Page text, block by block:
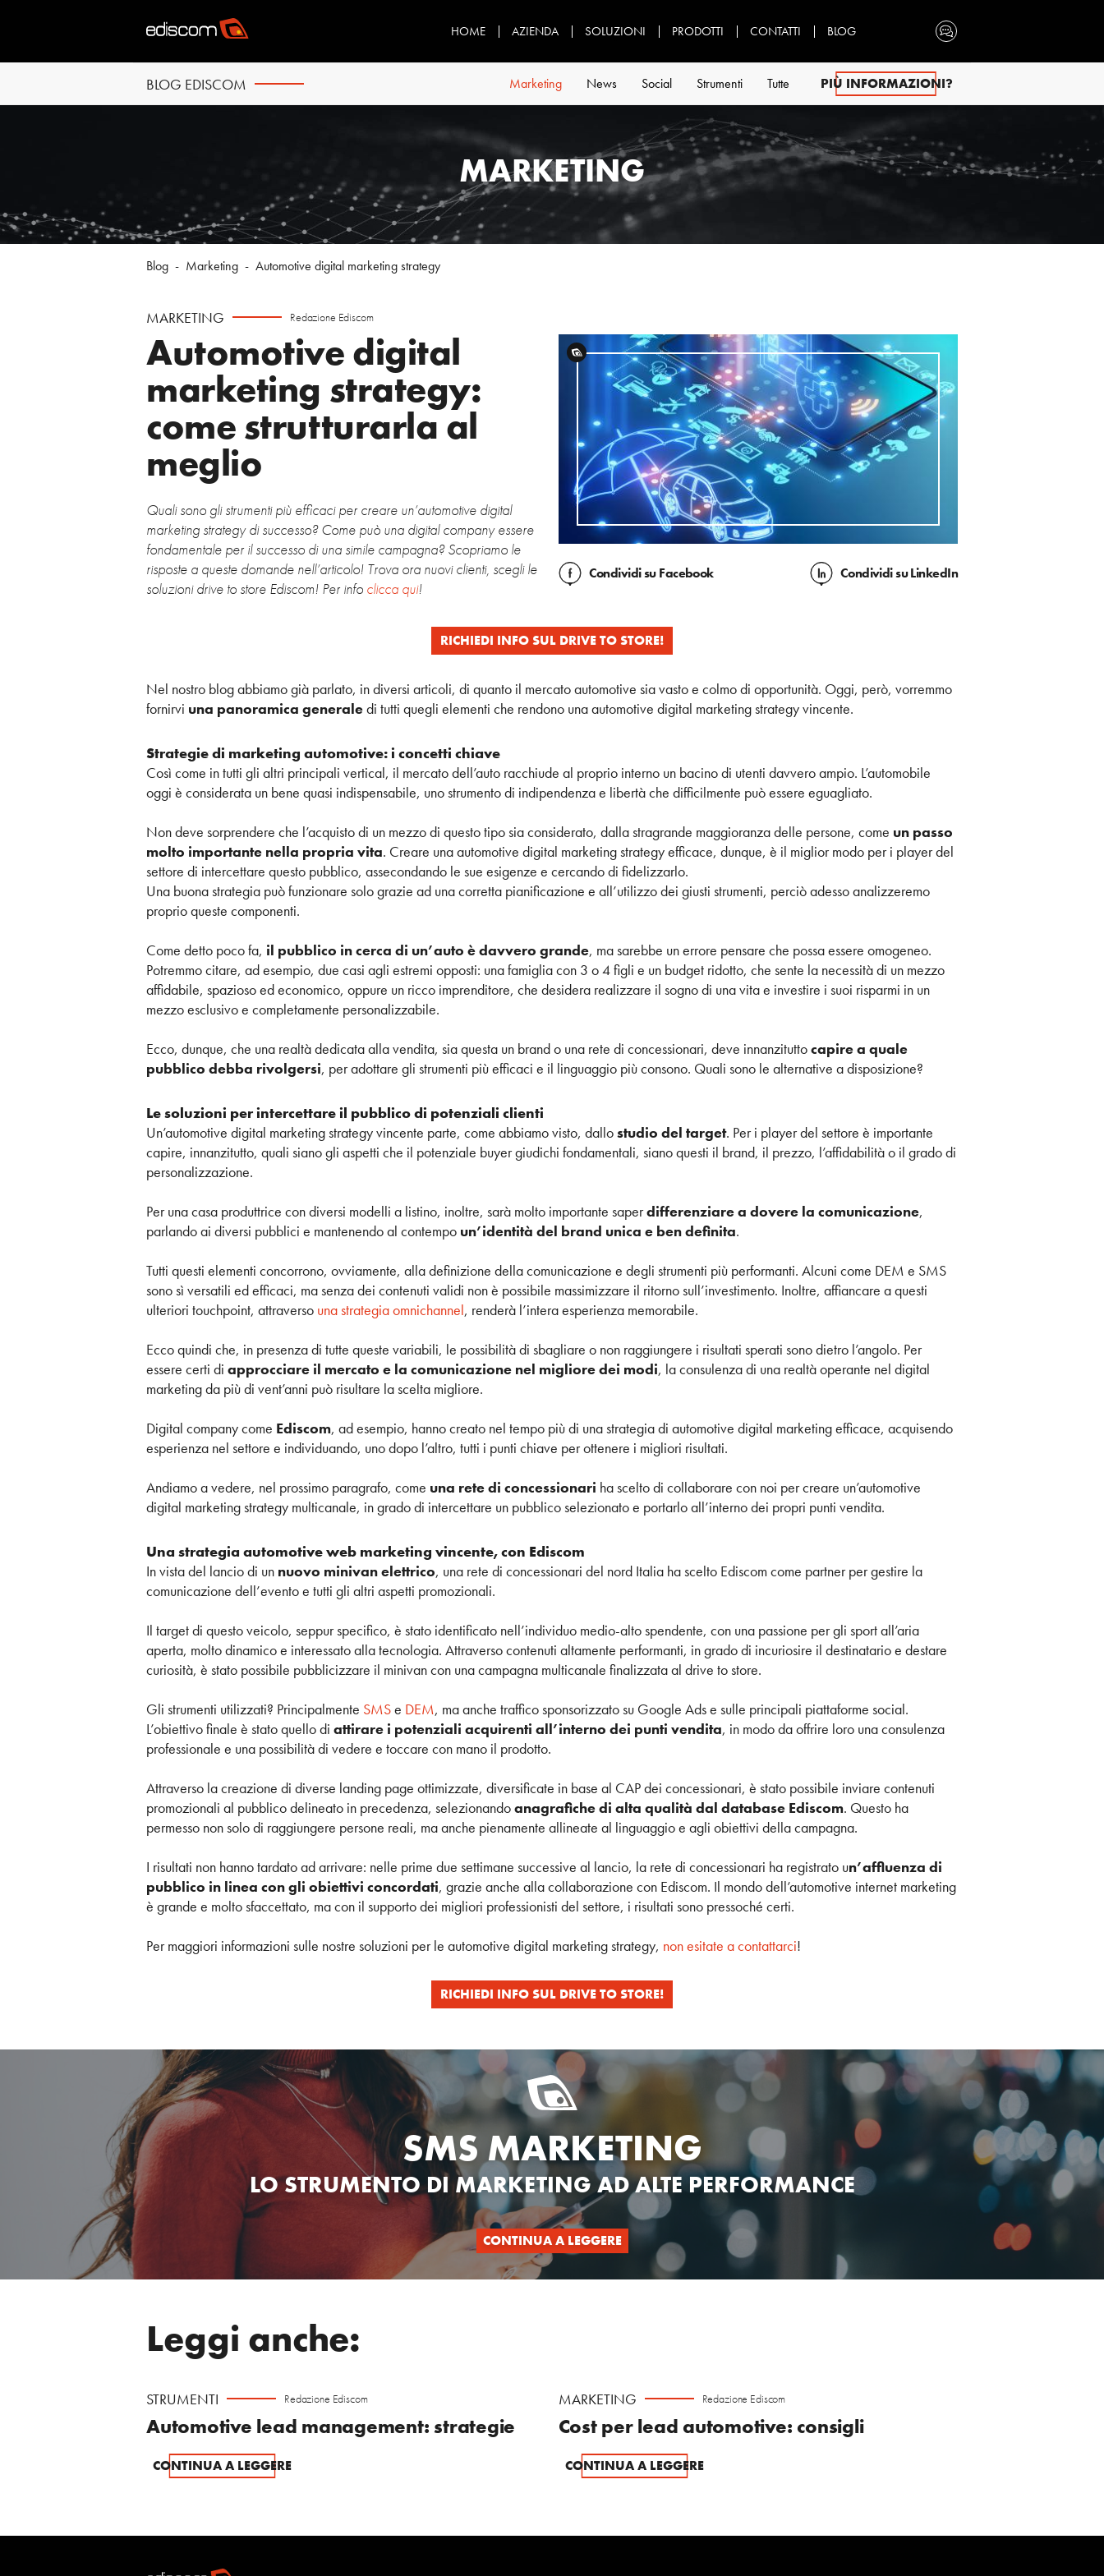
HOME AZIENDA SOLUZIONI PRODOTTI CONTATTI BLOG
BLOG EDISCOM Marketing News Social Strumenti Tutte PIÙ INFORMAZIONI?
MARKETING
Blog - Marketing - Automotive digital marketing strategy
MARKETING Redazione Ediscom
Automotive digital
marketing strategy:
come strutturarla al
meglio
Quali sono gli strumenti più efficaci per creare un’automotive digital
marketing strategy di successo? Come può una digital company essere
fondamentale per il successo di una simile campagna? Scopriamo le
risposte a queste domande nell’articolo! Trova ora nuovi clienti, scegli le
soluzioni drive to store Ediscom! Per info clicca qui!
Condividisu Facebook Condividisu LinkedIn
RICHIEDI INFO SUL DRIVE TO STORE!
Nel nostro blog abbiamo già parlato, in diversi articoli, di quanto il mercato automotive sia vasto e colmo di opportunità. Oggi, però, vorremmo
fornirvi una panoramica generaledi tutti quegli elementi che rendono una automotive digital marketing strategy vincente.
Strategie di marketing automotive: i concetti chiave
Così come in tutti gli altri principali vertical, il mercato dell’auto racchiude al proprio interno un bacino di utenti davvero ampio. L’automobile
oggi è considerata un bene quasi indispensabile, uno strumento di indipendenza e libertà che difficilmente può essere eguagliato.
Non deve sorprendere che l’acquisto di un mezzo di questo tipo sia considerato, dalla stragrande maggioranza delle persone, come un passo
molto importante nella propria vita. Creare una automotive digital marketing strategy efficace, dunque, è il miglior modo per i player del
settore di intercettare questo pubblico, assecondando le sue esigenze e cercando di fidelizzarlo.
Una buona strategia può funzionare solo grazie ad una corretta pianificazione e all’utilizzo dei giusti strumenti, perciò adesso analizzeremo
proprio queste componenti.
Come detto poco fa, il pubblico in cerca di un’auto è davvero grande, ma sarebbe un errore pensare che possa essere omogeneo.
Potremmo citare, ad esempio, due casi agli estremi opposti: una famiglia con 3 o 4 figli e un budget ridotto, che sente la necessità di un mezzo
affidabile, spazioso ed economico, oppure un ricco imprenditore, che desidera realizzare il sogno di una vita e investire i suoi risparmi in un
mezzo esclusivo e completamente personalizzabile.
Ecco, dunque, che una realtà dedicata alla vendita, sia questa un brand o una rete di concessionari, deve innanzituttocapire a quale
pubblico debba rivolgersi, per adottare gli strumenti più efficaci e il linguaggio più consono. Quali sono le alternative a disposizione?
Le soluzioni per intercettare il pubblico di potenziali clienti
Un’automotive digital marketing strategy vincente parte, come abbiamo visto, dallostudio del target. Per i player del settore è importante
capire, innanzitutto, quali siano gli aspetti che il potenziale buyer giudichi fondamentali, siano questi il brand, il prezzo, l’affidabilità o il grado di
personalizzazione.
Per una casa produttrice con diversi modelli a listino, inoltre, sarà molto importante saperdifferenziare a dovere la comunicazione,
parlando ai diversi pubblici e mantenendo al contempo un’identità del brand unica e ben definita.
Tutti questi elementi concorrono, ovviamente, alla definizione della comunicazione e degli strumenti più performanti. Alcuni come DEM e SMS
sono sì versatili ed efficaci, ma senza dei contenuti validi non è possibile massimizzare il ritorno sull’investimento. Inoltre, affiancare a questi
ulteriori touchpoint, attraverso una strategia omnichannel, renderà l’intera esperienza memorabile.
Ecco quindi che, in presenza di tutte queste variabili, le possibilità di sbagliare o non raggiungere i risultati sperati sono dietro l’angolo. Per
essere certi di approcciare il mercato e la comunicazione nel migliore dei modi, la consulenza di una realtà operante nel digital
marketing da più di vent’anni può risultare la scelta migliore.
Digital company come Ediscom, ad esempio, hanno creato nel tempo più di una strategia di automotive digital marketing efficace, acquisendo
esperienza nel settore e individuando, uno dopo l’altro, tutti i punti chiave per ottenere i migliori risultati.
Andiamo a vedere, nel prossimo paragrafo, come una rete di concessionari ha scelto di collaborare con noi per creare un’automotive
digital marketing strategy multicanale, in grado di intercettare un pubblico selezionato e portarlo all’interno dei propri punti vendita.
Una strategia automotive web marketing vincente, con Ediscom
In vista del lancio di un nuovo minivan elettrico, una rete di concessionari del nord Italia ha scelto Ediscom come partner per gestire la
comunicazione dell’evento e tutti gli altri aspetti promozionali.
Il target di questo veicolo, seppur specifico, è stato identificato nell’individuo medio-alto spendente, con una passione per gli sport all’aria
aperta, molto dinamico e interessato alla tecnologia. Attraverso contenuti altamente performanti, in grado di incuriosire il destinatario e destare
curiosità, è stato possibile pubblicizzare il minivan con una campagna multicanale finalizzata al drive to store.
Gli strumenti utilizzati? Principalmente SMSe DEM, ma anche traffico sponsorizzato su Google Ads e sulle principali piattaforme social.
L’obiettivo finale è stato quello di attirare i potenziali acquirenti all’interno dei punti vendita, in modo da offrire loro una consulenza
professionale e una possibilità di vedere e toccare con mano il prodotto.
Attraverso la creazione di diverse landing page ottimizzate, diversificate in base al CAP dei concessionari, è stato possibile inviare contenuti
promozionali al pubblico delineato in precedenza, selezionandoanagrafiche di alta qualità dal database Ediscom. Questo ha
permesso non solo di raggiungere persone reali, ma anche pienamente allineate al linguaggio e agli obiettivi della campagna.
I risultati non hanno tardato ad arrivare: nelle prime due settimane successive al lancio, la rete di concessionari ha registrato un’affluenza di
pubblico in linea con gli obiettivi concordati, grazie anche alla collaborazione con Ediscom. Il mondo dell’automotive internet marketing
è grande e molto sfaccettato, ma con il supporto dei migliori professionisti del settore, i risultati sono pressoché certi.
Per maggiori informazioni sulle nostre soluzioni per le automotive digital marketing strategy, non esitate a contattarci!
RICHIEDI INFO SUL DRIVE TO STORE!
SMS MARKETING
LO STRUMENTO DI MARKETING AD ALTE PERFORMANCE
CONTINUA A LEGGERE
Leggi anche:
STRUMENTI Redazione Ediscom
Automotive lead management: strategie
CONTINUA A LEGGERE
MARKETING Redazione Ediscom
Cost per lead automotive: consigli
CONTINUA A LEGGERE